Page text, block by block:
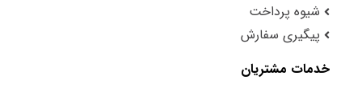
شیوه پرداخت
پیگیری سفارش
خدمات مشتریان